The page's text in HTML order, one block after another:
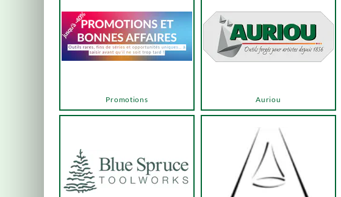
accéder via les menus ou les boutons ci-dessous.
Un produit en rupture de stock ? Nous travaillons activement
en savoir plus.
En bas de cette page, découvrez l’intégralité de notre
Promotions Auriou